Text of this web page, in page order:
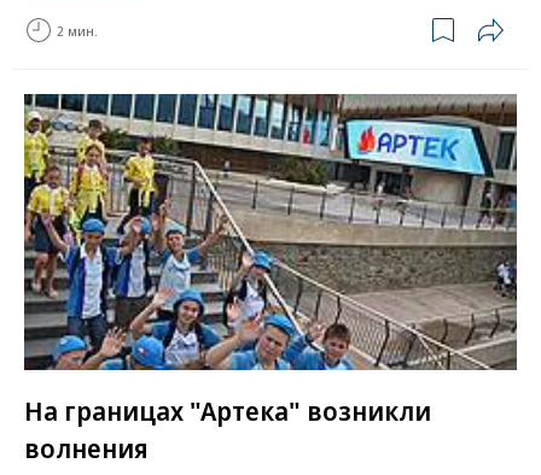
2 мин.
На границах "Артека" возникли
волнения